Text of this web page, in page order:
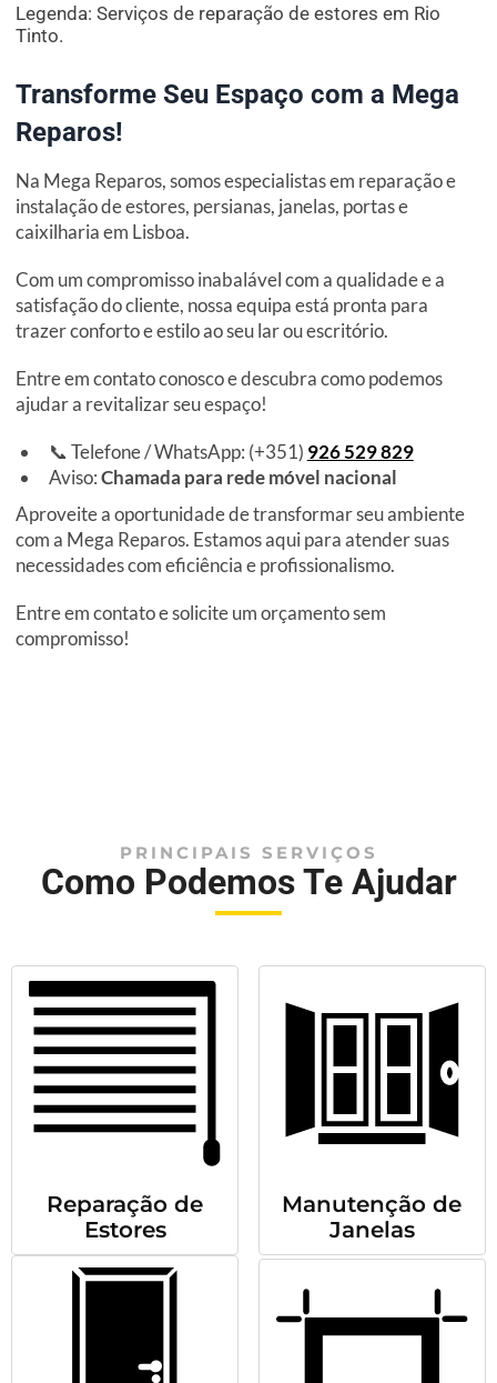
Legenda: Serviços de reparação de estores em Rio
Tinto.
Transforme Seu Espaço com a Mega
Reparos!
Na Mega Reparos, somos especialistas em reparação e
instalação de estores, persianas, janelas, portas e
caixilharia em Lisboa.
Com um compromisso inabalável com a qualidade e a
satisfação do cliente, nossa equipa está pronta para
trazer conforto e estilo ao seu lar ou escritório.
Entre em contato conosco e descubra como podemos
ajudar a revitalizar seu espaço!
📞 Telefone / WhatsApp: (+351) 926 529 829
Aviso:Chamada para rede móvel nacional
Aproveite a oportunidade de transformar seu ambiente
com a Mega Reparos. Estamos aqui para atender suas
necessidades com eficiência e profissionalismo.
Entre em contato e solicite um orçamento sem
compromisso!
PRINCIPAIS SERVIÇOS
Como Podemos Te Ajudar
Reparação de
Estores
Manutenção de
Janelas